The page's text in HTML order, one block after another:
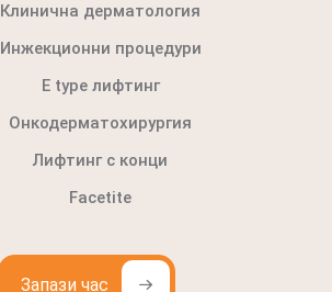
Клинична дерматология
Инжекционни процедури
E type лифтинг
Онкодерматохирургия
Лифтинг с конци
Facetite
Запази час